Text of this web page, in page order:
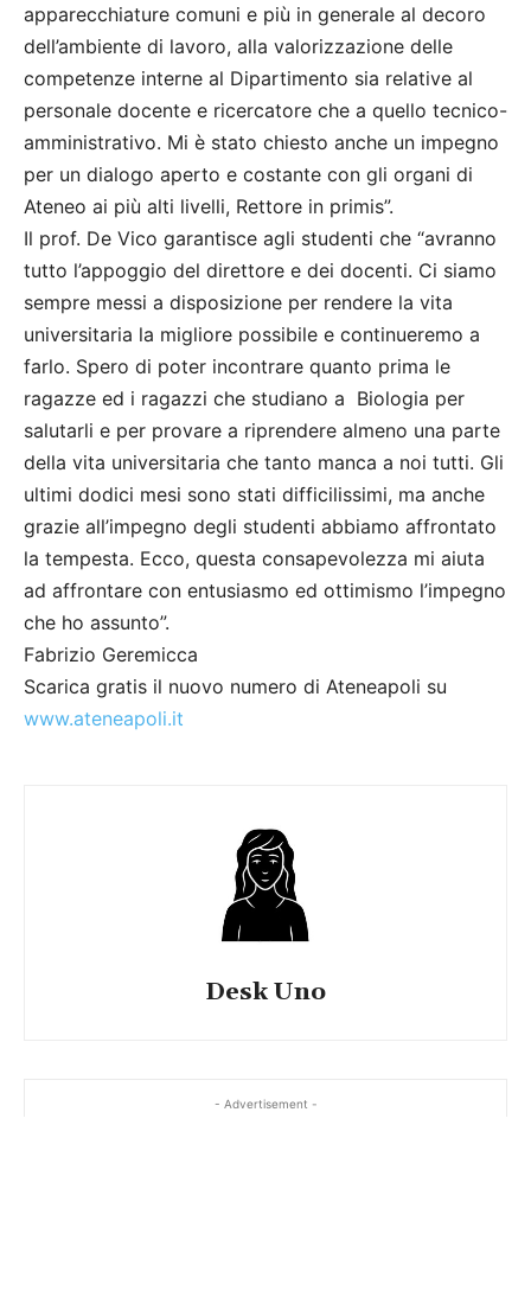
apparecchiature comuni e più in generale al decoro
dell’ambiente di lavoro, alla valorizzazione delle
competenze interne al Dipartimento sia relative al
personale docente e ricercatore che a quello tecnico-
amministrativo. Mi è stato chiesto anche un impegno
per un dialogo aperto e costante con gli organi di
Ateneo ai più alti livelli, Rettore in primis”.
Il prof. De Vico garantisce agli studenti che “avranno
tutto l’appoggio del direttore e dei docenti. Ci siamo
sempre messi a disposizione per rendere la vita
universitaria la migliore possibile e continueremo a
farlo. Spero di poter incontrare quanto prima le
ragazze ed i ragazzi che studiano a Biologia per
salutarli e per provare a riprendere almeno una parte
della vita universitaria che tanto manca a noi tutti. Gli
ultimi dodici mesi sono stati difficilissimi, ma anche
grazie all’impegno degli studenti abbiamo affrontato
la tempesta. Ecco, questa consapevolezza mi aiuta
ad affrontare con entusiasmo ed ottimismo l’impegno
che ho assunto”.
Fabrizio Geremicca
Scarica gratis il nuovo numero di Ateneapoli su
www.ateneapoli.it
Desk Uno
- Advertisement -